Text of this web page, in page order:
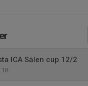
ICA Sälen cup 12/2